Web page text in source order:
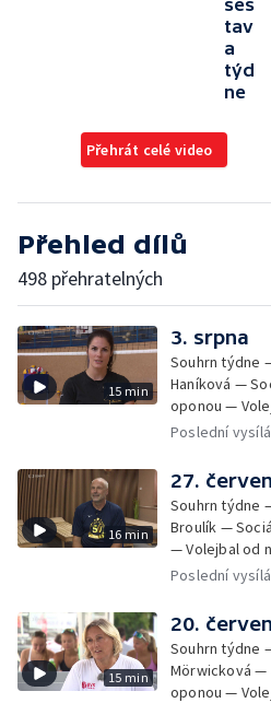
ses
tav
a
týd
ne
Přehrát celé video
Přehled dílů
498 přehratelných
15 min
3. srpna
Souhrn týdne
Haníková —
oponou —
Poslední
16 min
27.
Souhrn týdne
Broulík —
— Volejbal od
Poslední
15 min
20.
Souhrn týdne
Mörwicková —
oponou —